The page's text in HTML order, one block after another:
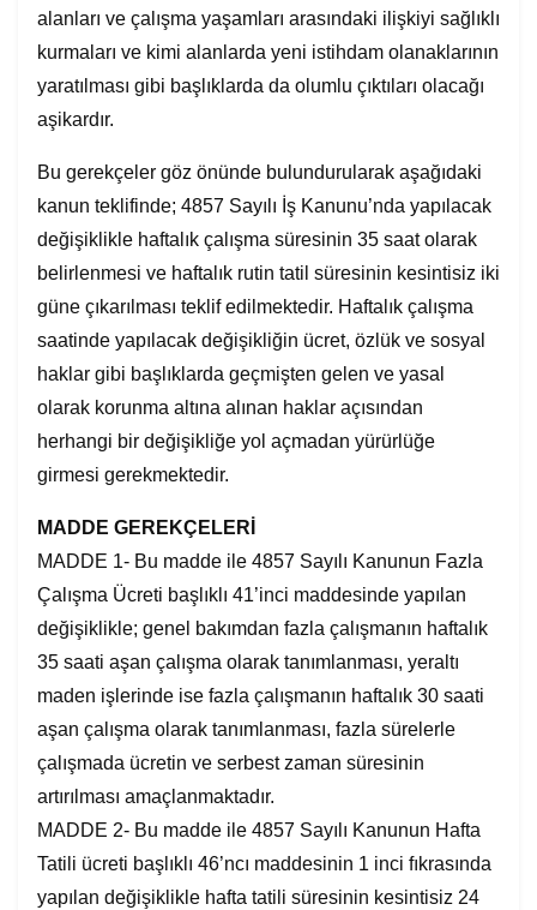
alanları ve çalışma yaşamları arasındaki ilişkiyi sağlıklı
kurmaları ve kimi alanlarda yeni istihdam olanaklarının
yaratılması gibi başlıklarda da olumlu çıktıları olacağı
aşikardır.
Bu gerekçeler göz önünde bulundurularak aşağıdaki
kanun teklifinde; 4857 Sayılı İş Kanunu’nda yapılacak
değişiklikle haftalık çalışma süresinin 35 saat olarak
belirlenmesi ve haftalık rutin tatil süresinin kesintisiz iki
güne çıkarılması teklif edilmektedir. Haftalık çalışma
saatinde yapılacak değişikliğin ücret, özlük ve sosyal
haklar gibi başlıklarda geçmişten gelen ve yasal
olarak korunma altına alınan haklar açısından
herhangi bir değişikliğe yol açmadan yürürlüğe
girmesi gerekmektedir.
MADDE GEREKÇELERİ
MADDE 1- Bu madde ile 4857 Sayılı Kanunun Fazla
Çalışma Ücreti başlıklı 41’inci maddesinde yapılan
değişiklikle; genel bakımdan fazla çalışmanın haftalık
35 saati aşan çalışma olarak tanımlanması, yeraltı
maden işlerinde ise fazla çalışmanın haftalık 30 saati
aşan çalışma olarak tanımlanması, fazla sürelerle
çalışmada ücretin ve serbest zaman süresinin
artırılması amaçlanmaktadır.
MADDE 2- Bu madde ile 4857 Sayılı Kanunun Hafta
Tatili ücreti başlıklı 46’ncı maddesinin 1 inci fıkrasında
yapılan değişiklikle hafta tatili süresinin kesintisiz 24